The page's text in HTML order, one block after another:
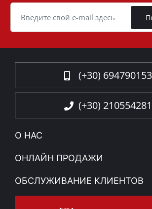
(+30)
(+30)
О НАС
Компания
Новости
Sitemap
ОНЛАЙН ПРОДАЖИ
Mой Aккаунт
Методы доставки
ОБСЛУЖИВАНИЕ КЛИЕНТОВ
Связаться с